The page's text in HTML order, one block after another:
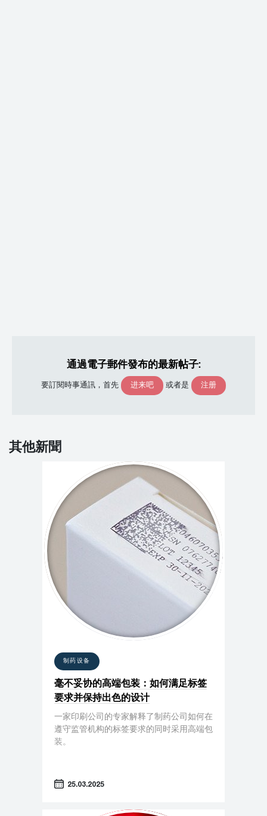
通過電子郵件發布的最新帖子:
要訂閱時事通訊，首先 进来吧 或者是 注册
其他新聞
制药设备
毫不妥协的高端包装：如何满足标签
要求并保持出色的设计
一家印刷公司的专家解释了制药公司如何在
遵守监管机构的标签要求的同时采用高端包
装。
25.03.2025